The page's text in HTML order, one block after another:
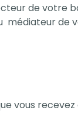
de votre
médiateur de
vous recevez